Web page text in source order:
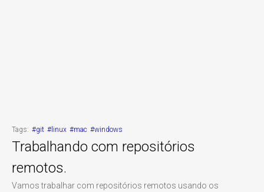
Tags: #git #linux #mac #windows
Trabalhando com repositórios
remotos.
Vamos trabalhar com repositórios remotos usando os